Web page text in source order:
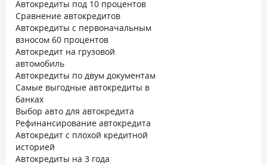
Автокредиты под 10 процентов
Сравнение автокредитов
Автокредиты с первоначальным
взносом 60 процентов
Автокредит на грузовой
автомобиль
Автокредиты по двум документам
Самые выгодные автокредиты в
банках
Выбор авто для автокредита
Рефинансирование автокредита
Автокредит с плохой кредитной
историей
Автокредиты на 3 года